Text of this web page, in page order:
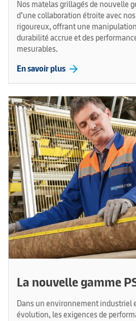
Nos matelas grillagés de nouvelle
d’une collaboration étroite avec
rigoureux, offrant une
durabilité accrue et des
mesurables.
En savoir plus arrow_forward
La nouvelle gamme
Dans un environnement industriel
évolution, les exigences de